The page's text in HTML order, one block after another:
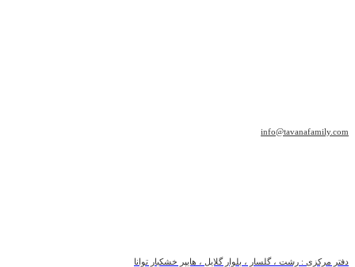
info@tavanafamily.com
دفتر مرکزی : رشت ، گلسار ، بلوار گلایل ، هایپر خشکبار توانا